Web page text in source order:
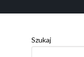
Szukaj